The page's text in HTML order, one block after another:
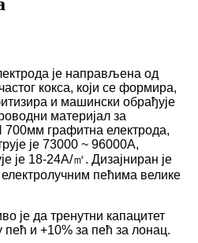
је направљена од
кокса, који се формира,
и машински обрађује
материјал за
графитна електрода,
је 73000 ~ 96000А,
је 18-24А/㎡. Дизајниран је
пећима велике
је да тренутни капацитет
пећ и +10% за пећ за лонац.